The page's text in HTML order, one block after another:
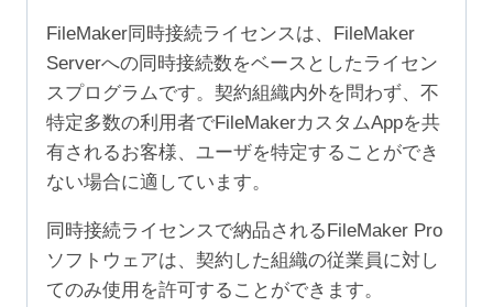
FileMaker同時接続ライセンスは、FileMaker
Serverへの同時接続数をベースとしたライセン
スプログラムです。契約組織内外を問わず、不
特定多数の利用者でFileMakerカスタムAppを共
有されるお客様、ユーザを特定することができ
ない場合に適しています。
同時接続ライセンスで納品されるFileMaker Pro
ソフトウェアは、契約した組織の従業員に対し
てのみ使用を許可することができます。